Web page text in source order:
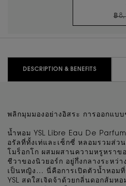
รา
฿
รา
DESCRIPTION & BENEFITS
พลิกมุมมองอย่างอิสระ การออกแบ
น้ำหอม YSL Libre Eau De
อรัลที่ทั้งเท่และเซ็กซี่ หลอมรวมส่ว
โมร็อกโก ผสมผสานความหรูหราข
ชีวาของนิวยอร์ก อยู่กึ่งกลางระหว่
เป็นหญิง… นี่คือการเปิดตัวน้ำหอม
YSL สดใสเจิดจ้าด้วยกลิ่นดอกส้มห